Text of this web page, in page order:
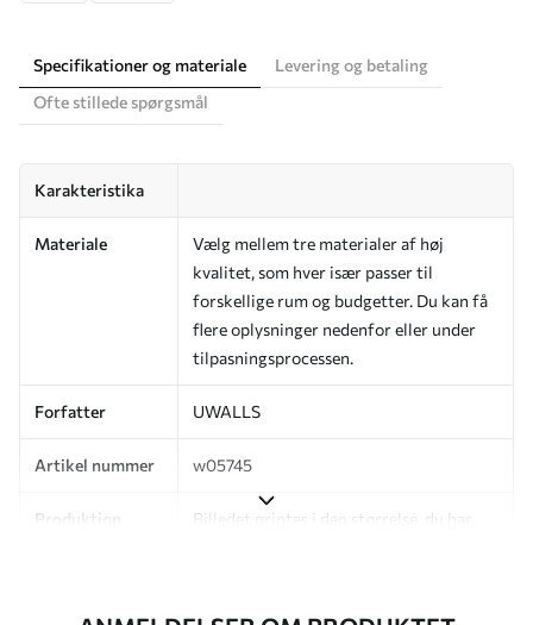
Specifikationer og materiale
Levering og betaling
Ofte stillede spørgsmål
Karakteristika
Materiale
Vælg mellem tre materialer af høj
kvalitet, som hver især passer til
forskellige rum og budgetter. Du kan få
flere oplysninger nedenfor eller under
tilpasningsprocessen.
Forfatter UWALLS
Artikel nummer w05745
Produktion
Billedet printes i den størrelse, du har